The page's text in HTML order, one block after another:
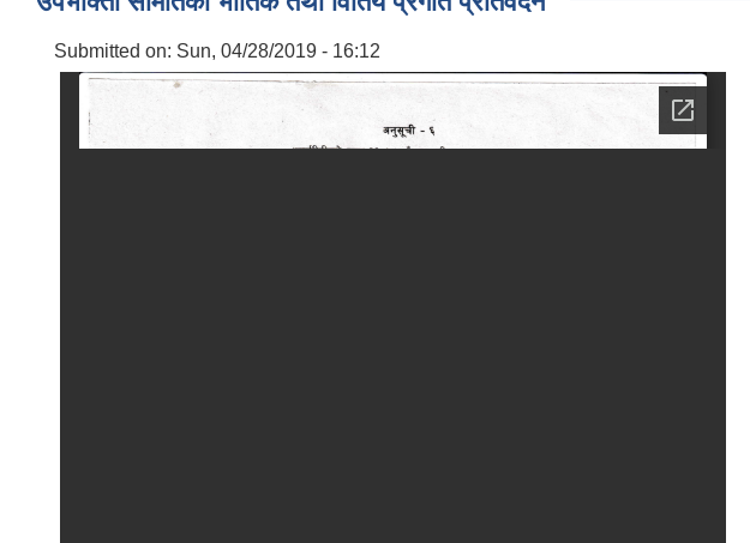
Submitted on: Sun, 04/28/2019 - 16:12